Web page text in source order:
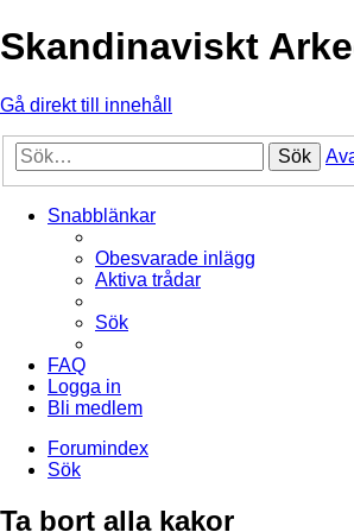
Skandinaviskt
Gå direkt till innehåll
Sök
Snabblänkar
Obesvarade inlägg
Aktiva trådar
Sök
FAQ
Logga in
Bli medlem
Forumindex
Sök
Ta bort alla kakor